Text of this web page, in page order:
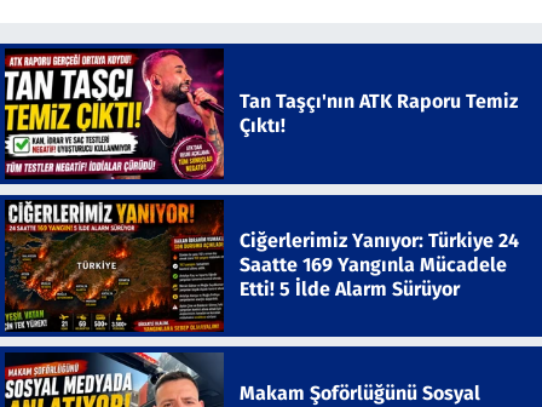
Tan Taşçı'nın ATK Raporu Temiz
Çıktı!
Ciğerlerimiz Yanıyor: Türkiye 24
Saatte 169 Yangınla Mücadele
Etti! 5 İlde Alarm Sürüyor
Makam Şoförlüğünü Sosyal